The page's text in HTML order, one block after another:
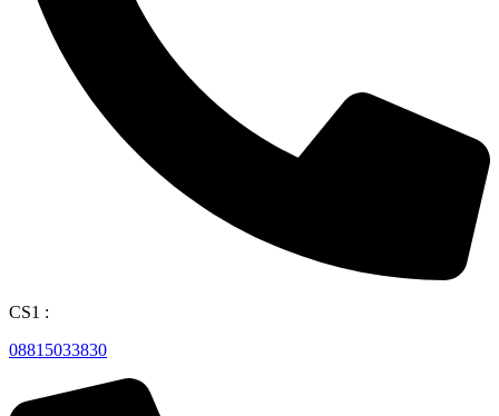
CS1 :
08815033830